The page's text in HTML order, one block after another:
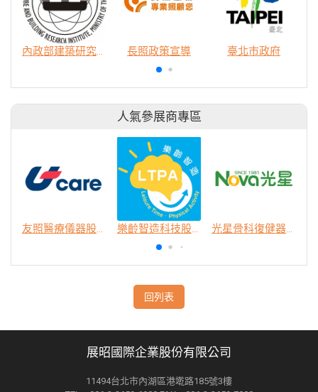
內政部建築研究所 長照政策宣導 臺北市政府
人氣參展商專區
樂齡智造科技股份有限公司
回列表
展昭國際企業股份有限公司
11494台北市內湖區港墘路185號3樓